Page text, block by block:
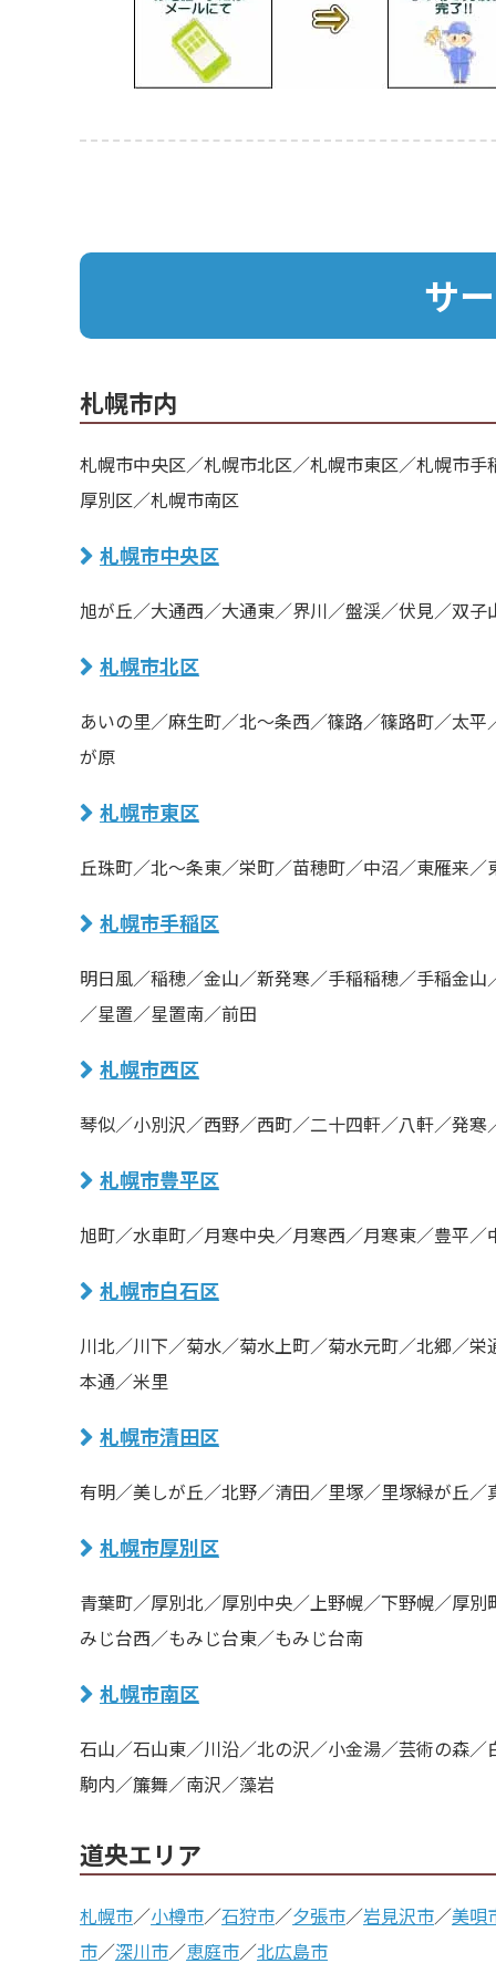
サ
札幌市内
札幌市中央区／札幌市北区／札幌市東区／札幌市
厚別区／札幌市南区
札幌市中央区
旭が丘／大通西／大通東／界川／盤渓／伏見／双
札幌市北区
あいの里／麻生町／北〜条西／篠路／篠路町／太
が原
札幌市東区
丘珠町／北〜条東／栄町／苗穂町／中沼／東雁来／
札幌市手稲区
明日風／稲穂／金山／新発寒／手稲稲穂／手稲金
／星置／星置南／前田
札幌市西区
琴似／小別沢／西野／西町／二十四軒／八軒／発
札幌市豊平区
旭町／水車町／月寒中央／月寒西／月寒東／豊平
札幌市白石区
川北／川下／菊水／菊水上町／菊水元町／北郷／
本通／米里
札幌市清田区
有明／美しが丘／北野／清田／里塚／里塚緑が丘
札幌市厚別区
青葉町／厚別北／厚別中央／上野幌／下野幌／厚
みじ台西／もみじ台東／もみじ台南
札幌市南区
石山／石山東／川沿／北の沢／小金湯／芸術の森
駒内／簾舞／南沢／藻岩
道央エリア
札幌市／小樽市／石狩市／夕張市／岩見沢市／美唄
市／深川市／恵庭市／北広島市